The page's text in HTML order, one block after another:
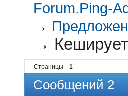
Forum.Ping-
→
→
Страницы 1
Сообщений 2